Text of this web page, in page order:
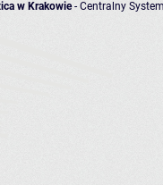
w Krakowie- Centralny